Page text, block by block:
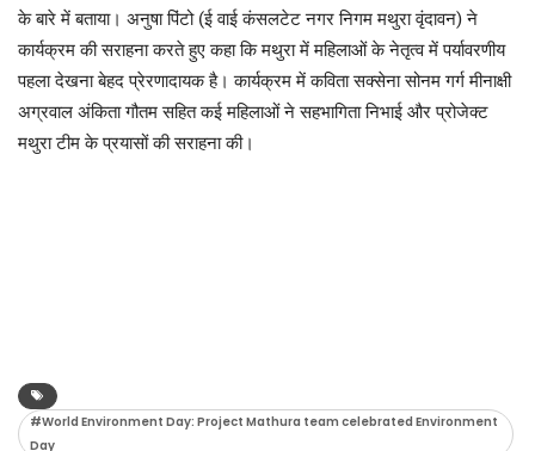
के बारे में बताया। अनुषा पिंटो (ई वाई कंसलटेट‌ नगर निगम मथुरा वृंदावन) ने
कार्यक्रम की सराहना करते हुए कहा कि मथुरा में महिलाओं के नेतृत्व में पर्यावरणीय
पहला देखना बेहद प्रेरणादायक है। कार्यक्रम में कविता सक्सेना सोनम गर्ग मीनाक्षी
अग्रवाल अंकिता गौतम सहित कई महिलाओं ने सहभागिता निभाई और प्रोजेक्ट
मथुरा टीम के प्रयासों की सराहना की।
#World Environment Day: Project Mathura team celebrated Environment
Day